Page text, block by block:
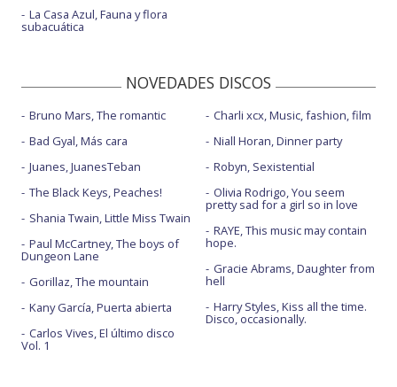
La Casa Azul, Fauna y flora
subacuática
NOVEDADES DISCOS
Bruno Mars, The romantic
Bad Gyal, Más cara
Juanes, JuanesTeban
The Black Keys, Peaches!
Shania Twain, Little Miss Twain
Paul McCartney, The boys of
Dungeon Lane
Gorillaz, The mountain
Kany García, Puerta abierta
Carlos Vives, El último disco
Vol. 1
Charli xcx, Music, fashion, film
Niall Horan, Dinner party
Robyn, Sexistential
Olivia Rodrigo, You seem
pretty sad for a girl so in love
RAYE, This music may contain
hope.
Gracie Abrams, Daughter from
hell
Harry Styles, Kiss all the time.
Disco, occasionally.